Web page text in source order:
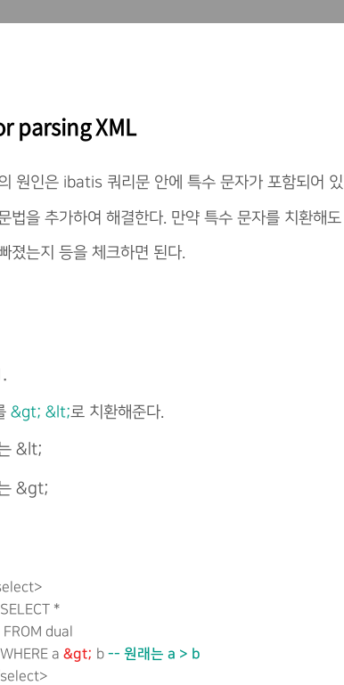
parsing XML
원인은 ibatis 쿼리문 안에 특수 문자가 포함되어
법을 추가하여 해결한다. 만약 특수 문자를 치환해
졌는지 등을 체크하면 된다.
&gt; &lt;로 치환해준다.
&lt;
&gt;
*
dual
a &gt; b -- 원래는 a > b